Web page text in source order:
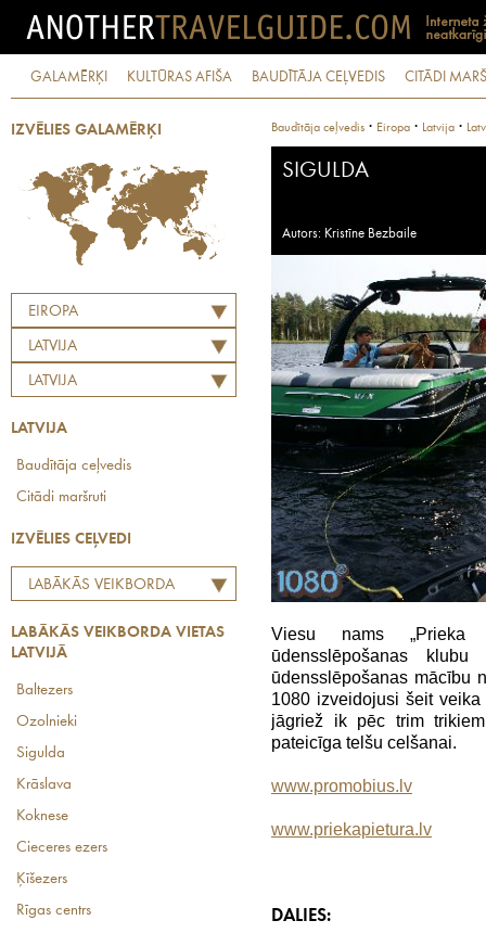
GALAMĒRĶI KULTŪRAS AFIŠA BAUDĪTĀJA CEĻVEDIS CITĀDI
IZVĒLIES GALAMĒRĶI
EIROPA
LATVIJA
LATVIJA
LATVIJA
Baudītāja ceļvedis
Citādi maršruti
IZVĒLIES CEĻVEDI
LABĀKĀS VEIKBORDA
LABĀKĀS VEIKBORDA VIETAS
LATVIJĀ
Baltezers
Ozolnieki
Sigulda
Krāslava
Koknese
Cieceres ezers
Ķīšezers
Rīgas centrs
Baudītāja ceļvedis · Eiropa · Latvija ·
SIGULDA
Autors: Kristīne Bezbaile
Viesu nams „Prieka
ūdensslēpošanas
ūdensslēpošanas mācību
1080 izveidojusi šeit
jāgriež ik pēc trim
pateicīga telšu celšanai.
www.promobius.lv
www.priekapietura.lv
DALIES: